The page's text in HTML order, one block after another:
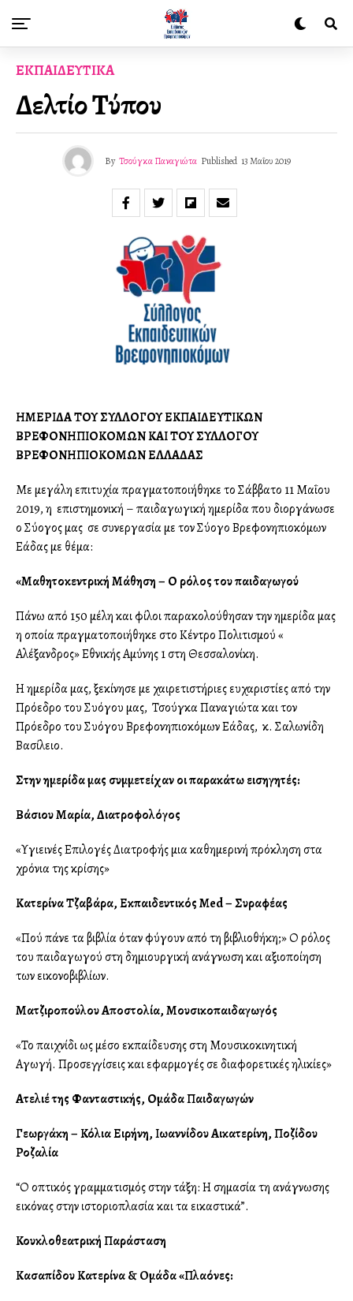
ΕΚΠΑΙΔΕΥΤΙΚΆ
Δελτίο Τύπου
By Τσούγκα Παναγιώτα Published 13 Μαΐου 2019
ΗΜΕΡΙΔΑ ΤΟΥ ΣΥΛΛΟΓΟΥ ΕΚΠΑΙΔΕΥΤΙΚΩΝ
ΒΡΕΦΟΝΗΠΙΟΚΟΜΩΝ ΚΑΙ ΤΟΥ ΣΥΛΛΟΓΟΥ
ΒΡΕΦΟΝΗΠΙΟΚΟΜΩΝ ΕΛΛΑΔΑΣ
Με μεγάλη επιτυχία πραγματοποιήθηκε το Σάββατο 11 Μαΐου
2019, η επιστημονική – παιδαγωγική ημερίδα που διοργάνωσε
ο Σύλλογος μας σε συνεργασία με τον Σύλλογο Βρεφονηπιοκόμων
Ελλάδας με θέμα:
«Μαθητοκεντρική Μάθηση – Ο ρόλος του παιδαγωγού
Πάνω από 150 μέλη και φίλοι παρακολούθησαν την ημερίδα μας
η οποία πραγματοποιήθηκε στο Κέντρο Πολιτισμού «
Αλέξανδρος» Εθνικής Αμύνης 1 στη Θεσσαλονίκη.
Η ημερίδα μας, ξεκίνησε με χαιρετιστήριες ευχαριστίες από την
Πρόεδρο του Συλλόγου μας, Τσούγκα Παναγιώτα και τον
Πρόεδρο του Συλλόγου Βρεφονηπιοκόμων Ελλάδας, κ. Σαλωνίδη
Βασίλειο.
Στην ημερίδα μας συμμετείχαν οι παρακάτω εισηγητές:
Βάσιου Μαρία, Διατροφολόγος
«Υγιεινές Επιλογές Διατροφής μια καθημερινή πρόκληση στα
χρόνια της κρίσης»
Κατερίνα Τζαβάρα, Εκπαιδευτικός Med – Συγγραφέας
«Πού πάνε τα βιβλία όταν φύγουν από τη βιβλιοθήκη;» Ο ρόλος
του παιδαγωγού στη δημιουργική ανάγνωση και αξιοποίηση
των εικονοβιβλίων.
Ματζιροπούλου Αποστολία, Μουσικοπαιδαγωγός
«Το παιχνίδι ως μέσο εκπαίδευσης στη Μουσικοκινητική
Αγωγή. Προσεγγίσεις και εφαρμογές σε διαφορετικές ηλικίες»
Ατελιέ της Φανταστικής, Ομάδα Παιδαγωγών
Γεωργάκη – Κόλια Ειρήνη, Ιωαννίδου Αικατερίνη, Ποζίδου
Ροζαλία
“Ο οπτικός γραμματισμός στην τάξη: Η σημασία τη ανάγνωσης
εικόνας στην ιστοριοπλασία και τα εικαστικά”.
Κουκλοθεατρική Παράσταση
Κασαπίδου Κατερίνα & Oμάδα «Πλαγγόνες: